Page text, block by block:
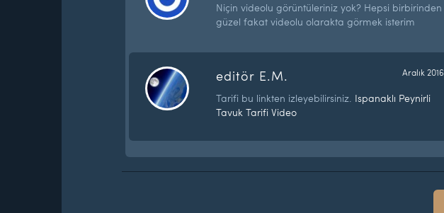
Niçin videolu görüntüleriniz yok? Hepsi birbirinden
güzel fakat videolu olarakta görmek isterim
editör E.M. Aralık 2016
Tarifi bu linkten izleyebilirsiniz. Ispanaklı Peynirli
Tavuk Tarifi Video